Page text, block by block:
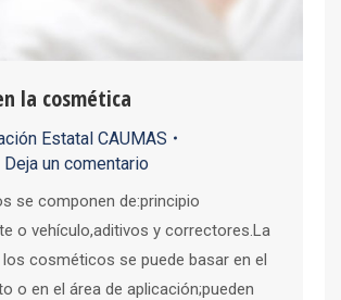
la cosmética
Estatal CAUMAS
Deja un comentario
se componen de:principio
o vehículo,aditivos y correctores.La
cosméticos se puede basar en el
o en el área de aplicación;pueden